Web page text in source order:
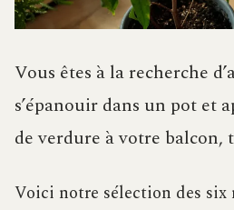
Vous êtes à la recherche
s’épanouir dans un pot et
de verdure à votre balcon,
Voici notre sélection des